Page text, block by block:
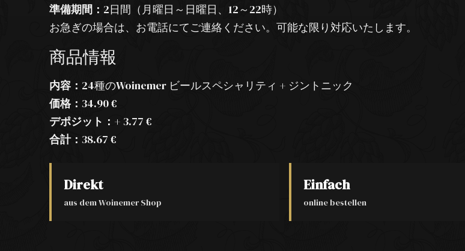
準備期間： 2日間（月曜日～日曜日、12～22時）
お急ぎの場合は、お電話にてご連絡ください。可能な限り対応いたします。
商品情報
内容： 24種のWoinemer ビールスペシャリティ + ジントニック
価格： 34.90 €
デポジット： + 3.77 €
合計： 38.67 €
Direkt
aus dem Woinemer Shop
Einfach
online bestellen